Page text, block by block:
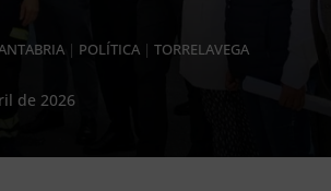
| POLÍTICA| TORRELAVEGA
de 2026